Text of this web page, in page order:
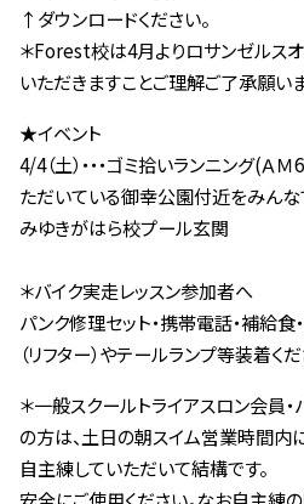
↑ダウンロードください。
＊Forest校は4月よりロサンゼルス
いただきますことご理解ご了承願いま
★イベント
4/4（土）・・・ゴミ拾いランニング(Ａ
ただいている御幸公園付近をみんな
みゆきがはら校プール玄関
＊バイク実走レッスン参加者へ
パンク修理セット・携帯電話・補給
（リフター）やテールランプ等装着くだ
＊一般スクールトライアスロン会員・
の方は、土日の朝スイム営業時間
自主練していただいて結構です。